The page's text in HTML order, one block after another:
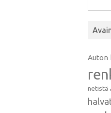
Auton
netistä